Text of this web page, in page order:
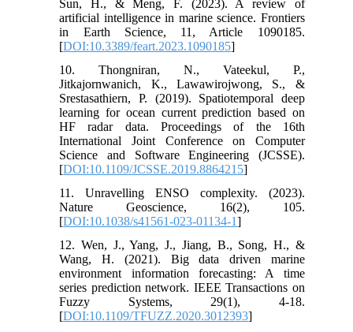
Sun, H., & Meng, F. (2023). A review of
artificial intelligence in marine science. Frontiers
in Earth Science, 11, Article 1090185.
[DOI:10.3389/feart.2023.1090185]
10. Thongniran, N., Vateekul, P.,
Jitkajornwanich, K., Lawawirojwong, S., &
Srestasathiern, P. (2019). Spatiotemporal deep
learning for ocean current prediction based on
HF radar data. Proceedings of the 16th
International Joint Conference on Computer
Science and Software Engineering (JCSSE).
[DOI:10.1109/JCSSE.2019.8864215]
11. Unravelling ENSO complexity. (2023).
Nature Geoscience, 16(2), 105.
[DOI:10.1038/s41561-023-01134-1]
12. Wen, J., Yang, J., Jiang, B., Song, H., &
Wang, H. (2021). Big data driven marine
environment information forecasting: A time
series prediction network. IEEE Transactions on
Fuzzy Systems, 29(1), 4-18.
[DOI:10.1109/TFUZZ.2020.3012393]